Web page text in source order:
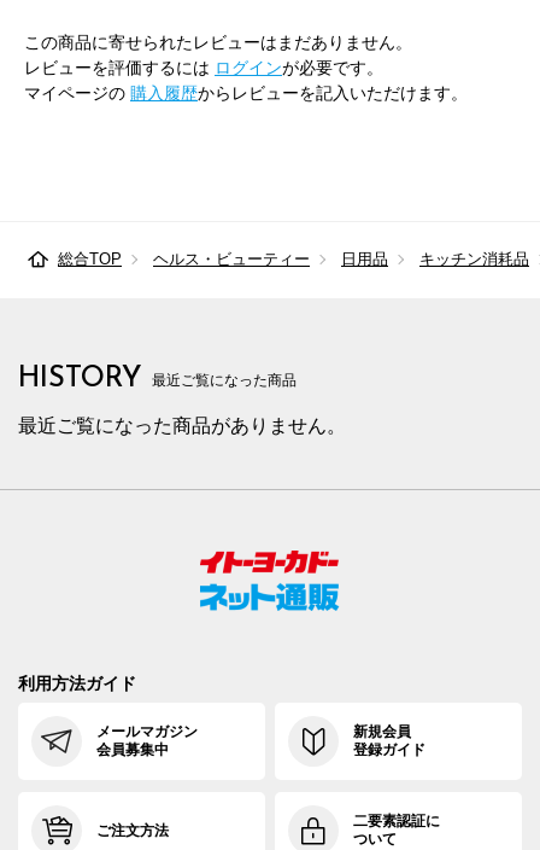
この商品に寄せられたレビューはまだありません。
レビューを評価するには ログインが必要です。
マイページの 購入履歴からレビューを記入いただけます。
総合TOP ヘルス・ビューティー 日用品 キッチン消耗品
HISTORY 最近ご覧になった商品
最近ご覧になった商品がありません。
利用方法ガイド
メールマガジン
会員募集中
新規会員
登録ガイド
ご注文方法
二要素認証に
ついて